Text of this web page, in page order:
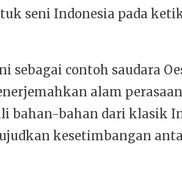
seni Indonesia pada
sebagai contoh saudara
alam
bahan-bahan dari klasik
kesetimbangan